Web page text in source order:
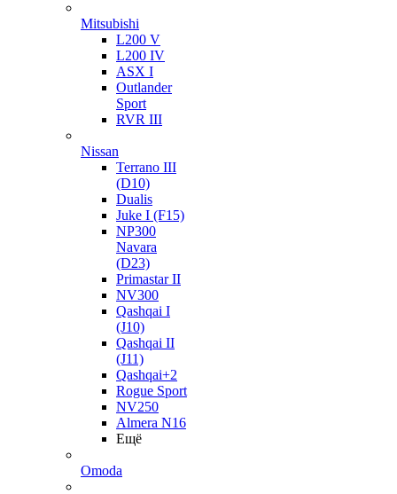
Mitsubishi
L200 V
L200 IV
ASX I
Outlander
Sport
RVR III
Nissan
Terrano III
(D10)
Dualis
Juke I (F15)
NP300
Navara
(D23)
Primastar II
NV300
Qashqai I
(J10)
Qashqai II
(J11)
Qashqai+2
Rogue Sport
NV250
Almera N16
Ещё
Omoda